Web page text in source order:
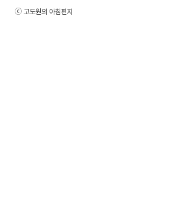
ⓒ 고도원의 아침편지